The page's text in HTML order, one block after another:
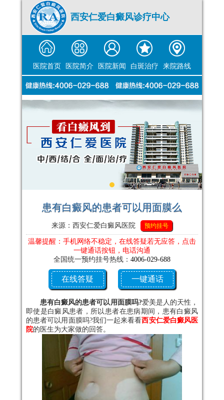
西安仁爱白癜风诊疗中心
医院首页 医院简介 医院新闻 白斑治疗 来院路线
患有白癜风的患者可以用面膜么
来源：西安仁爱白癜风医院 预约挂号
温馨提醒：手机网络不稳定，在线答疑若无应答，点击
一键通话按钮，电话沟通
全国统一预约挂号热线： 4006-029-688
在线答疑 一键通话
患有白癜风的患者可以用面膜吗?爱美是人的天性，
即使是白癜风患者，所以患者在患病期间，患有白癜风
的患者可以用面膜吗?我们一起来看看西安仁爱白癜风医
院的医生为大家做的回答。